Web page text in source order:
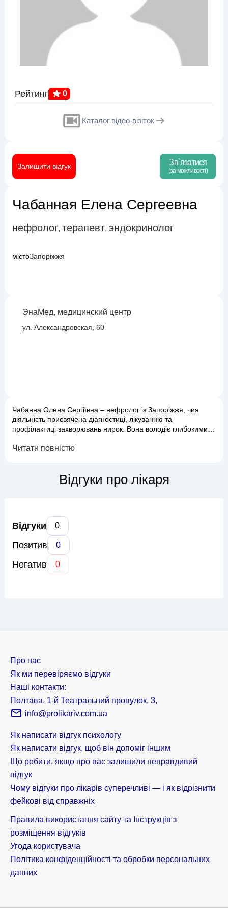
Рейтинг 0
Каталог відео-візіток
Залишити відгук Зв`язатися
(за можливості)
Чабанная Елена Сергеевна
нефролог, терапевт, эндокринолог
містоЗапоріжжя
ЭнаМед, медицинский центр
ул. Александровская, 60
Чабанна Олена Сергіївна – нефролог із Запоріжжя, чия
діяльність присвячена діагностиці, лікуванню та
профілактиці захворювань нирок. Вона володіє глибокими
що дозволяє їй ефективно працювати з такими станами, як
водно-сольового обміну. Д...
Читати повністю
Відгуки про лікаря
Відгуки 0
Позитив 0
Негатив 0
Про нас
Як ми перевіряємо відгуки
Наші контакти:
Полтава, 1-й Театральний провулок, 3,
info@prolikariv.com.ua
Як написати відгук психологу
Як написати відгук, щоб він допоміг іншим
Що робити, якщо про вас залишили неправдивий
відгук
Чому відгуки про лікарів суперечливі — і як відрізнити
фейкові від справжніх
Правила використання сайту та Інструкція з
розміщення відгуків
Угода користувача
Політика конфіденційності та обробки персональних
данних